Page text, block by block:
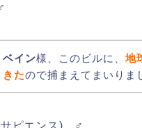
ベイン様、このビルに、地
きたので捕まえてまいりま